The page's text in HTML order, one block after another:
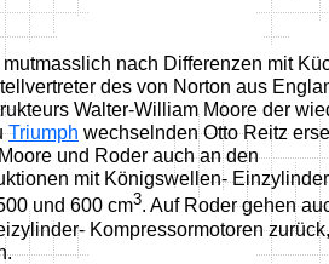
nach Differenzen mit
des von Norton aus
Walter-William Moore der
Triumph wechselnden Otto Reitz
und Roder auch an den
mit Königswellen-
und 600 cm3. Auf Roder gehen
Kompressormotoren